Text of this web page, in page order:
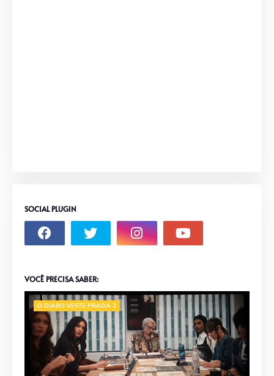
SOCIAL PLUGIN
VOCÊ PRECISA SABER:
O DIABO VESTE PRADA 2